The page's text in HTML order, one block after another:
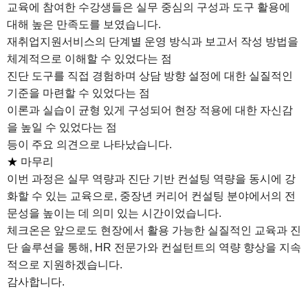
교육에 참여한 수강생들은 실무 중심의 구성과 도구 활용에
대해 높은 만족도를 보였습니다.
재취업지원서비스의 단계별 운영 방식과 보고서 작성 방법을
체계적으로 이해할 수 있었다는 점
진단 도구를 직접 경험하며 상담 방향 설정에 대한 실질적인
기준을 마련할 수 있었다는 점
이론과 실습이 균형 있게 구성되어 현장 적용에 대한 자신감
을 높일 수 있었다는 점
등이 주요 의견으로 나타났습니다.
★ 마무리
이번 과정은 실무 역량과 진단 기반 컨설팅 역량을 동시에 강
화할 수 있는 교육으로, 중장년 커리어 컨설팅 분야에서의 전
문성을 높이는 데 의미 있는 시간이었습니다.
체크온은 앞으로도 현장에서 활용 가능한 실질적인 교육과 진
단 솔루션을 통해, HR 전문가와 컨설턴트의 역량 향상을 지속
적으로 지원하겠습니다.
감사합니다.